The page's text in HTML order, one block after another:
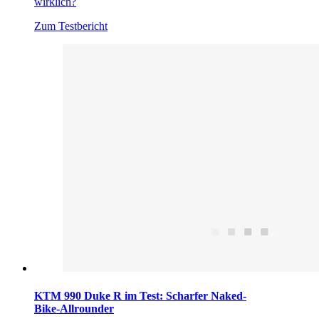
Zum Testbericht
KTM 990 Duke R im Test: Scharfer Naked-
Bike-Allrounder